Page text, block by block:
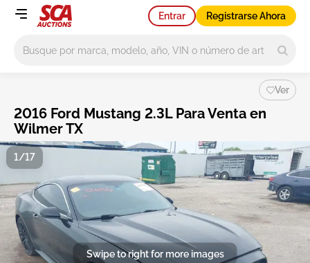
Entrar Registrarse Ahora
Ver
2016 Ford Mustang 2.3L Para Venta en
Wilmer TX
Swipe to right for more images
1/17